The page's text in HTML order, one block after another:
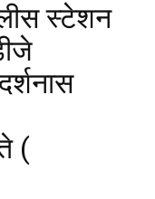
स्टेशन
(